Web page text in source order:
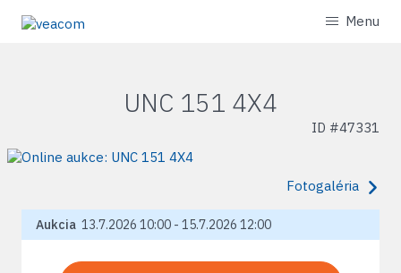
Menu
UNC 151 4X4
ID #47331
Fotogaléria
Aukcia 13.7.2026 10:00 - 15.7.2026 12:00